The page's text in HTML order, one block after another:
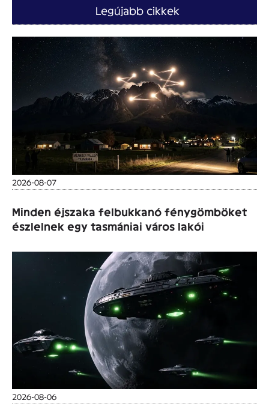
Legújabb cikkek
2026-08-07
Minden éjszaka felbukkanó fénygömböket
észlelnek egy tasmániai város lakói
2026-08-06